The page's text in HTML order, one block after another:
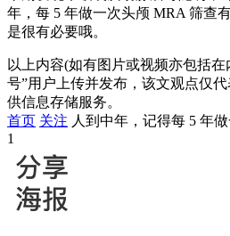
年，每 5 年做一次头颅 MRA 筛查
是很有必要哦。
以上内容(如有图片或视频亦包括
号”用户上传并发布，该文观点仅
供信息存储服务。
首页 关注 人到中年，记得每 5 年
1